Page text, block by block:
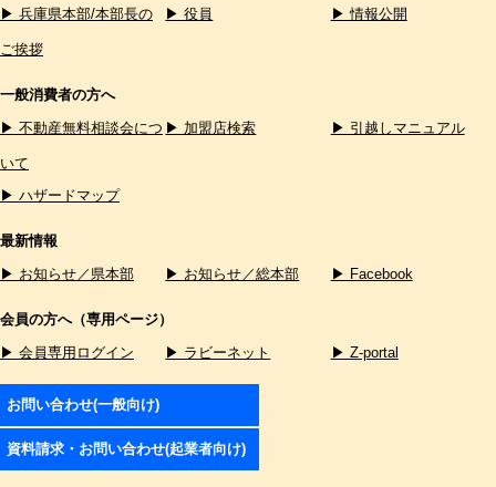
▶ 兵庫県本部/本部長の
ご挨拶
▶ 役員 ▶ 情報公開
一般消費者の方へ
▶ 不動産無料相談会につ
いて
▶ 加盟店検索 ▶ 引越しマニュアル
▶ ハザードマップ
最新情報
▶ お知らせ／県本部
▶ お知らせ／総本部 ▶ Facebook
会員の方へ（専用ページ）
▶ 会員専用ログイン
▶ ラビーネット ▶ Z-portal
お問い合わせ(一般向け)
資料請求・お問い合わせ(起業者向け)